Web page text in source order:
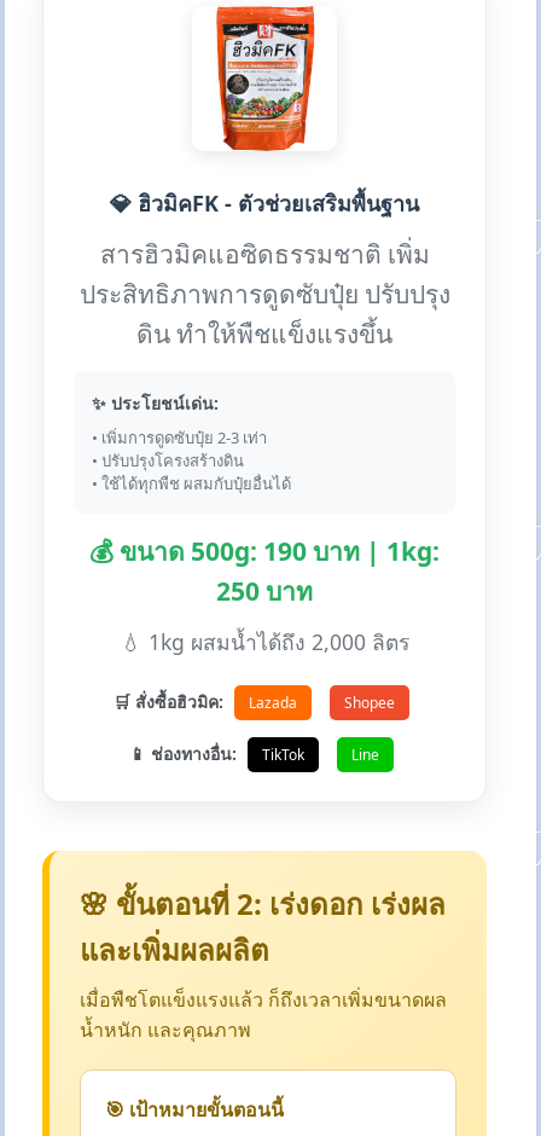
💎 ฮิวมิคFK - ตัวช่วยเสริมพื้นฐาน
สารฮิวมิคแอซิดธรรมชาติ เพิ่ม
ประสิทธิภาพการดูดซับปุ๋ย ปรับปรุง
ดิน ทำให้พืชแข็งแรงขึ้น
✨ ประโยชน์เด่น:
• เพิ่มการดูดซับปุ๋ย 2-3 เท่า
• ปรับปรุงโครงสร้างดิน
• ใช้ได้ทุกพืช ผสมกับปุ๋ยอื่นได้
💰 ขนาด 500g: 190 บาท | 1kg:
250 บาท
💧 1kg ผสมน้ำได้ถึง 2,000 ลิตร
🛒 สั่งซื้อฮิวมิค: Lazada Shopee
📱 ช่องทางอื่น: TikTok Line
🌸 ขั้นตอนที่ 2: เร่งดอก เร่งผล
และเพิ่มผลผลิต
เมื่อพืชโตแข็งแรงแล้ว ก็ถึงเวลาเพิ่มขนาดผล
น้ำหนัก และคุณภาพ
🎯 เป้าหมายขั้นตอนนี้